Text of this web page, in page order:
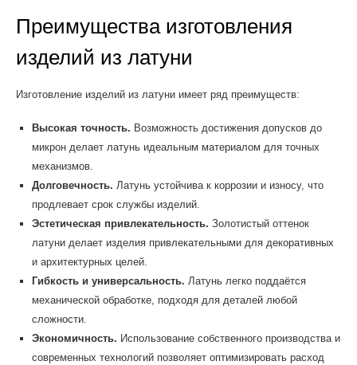
Преимущества изготовления
изделий из латуни
Изготовление изделий из латуни имеет ряд преимуществ:
Высокая точность. Возможность достижения допусков до
микрон делает латунь идеальным материалом для точных
механизмов.
Долговечность. Латунь устойчива к коррозии и износу, что
продлевает срок службы изделий.
Эстетическая привлекательность. Золотистый оттенок
латуни делает изделия привлекательными для декоративных
и архитектурных целей.
Гибкость и универсальность. Латунь легко поддаётся
механической обработке, подходя для деталей любой
сложности.
Экономичность. Использование собственного производства и
современных технологий позволяет оптимизировать расход